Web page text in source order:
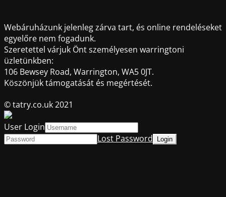
Webáruházunk jelenleg zárva tart, és online rendeléseket
egyelőre nem fogadunk.
Szeretettel várjuk Önt személyesen warringtoni
üzletünkben:
106 Bewsey Road, Warrington, WA5 0JT.
Köszönjük támogatását és megértését.
© tatry.co.uk 2021
User Login
Lost Password